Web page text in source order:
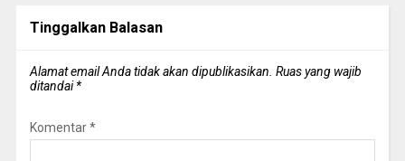
Tinggalkan Balasan
Alamat email Anda tidak akan dipublikasikan. Ruas yang wajib
ditandai*
Komentar*